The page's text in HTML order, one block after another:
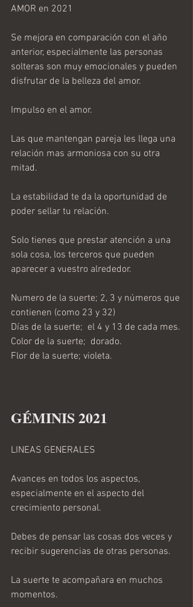
AMOR en 2021
Se mejora en comparación con el año
anterior, especialmente las personas
solteras son muy emocionales y pueden
disfrutar de la belleza del amor.
Impulso en el amor.
Las que mantengan pareja les llega una
relación mas armoniosa con su otra
mitad.
La estabilidad te da la oportunidad de
poder sellar tu relación.
Solo tienes que prestar atención a una
sola cosa, los terceros que pueden
aparecer a vuestro alrededor.
Numero de la suerte; 2, 3 y números que
contienen (como 23 y 32)
Días de la suerte;  el 4 y 13 de cada mes.
Color de la suerte;  dorado.
Flor de la suerte; violeta.
GÉMINIS 2021
LINEAS GENERALES
Avances en todos los aspectos,
especialmente en el aspecto del
crecimiento personal.
Debes de pensar las cosas dos veces y
recibir sugerencias de otras personas.
La suerte te acompañara en muchos
momentos.